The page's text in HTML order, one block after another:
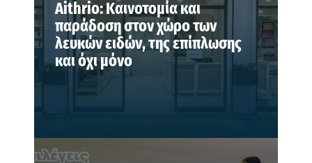
Aithrio: Καινοτομία και
παράδοση στον χώρο των
λευκών ειδών, της επίπλωσης
και όχι μόνο